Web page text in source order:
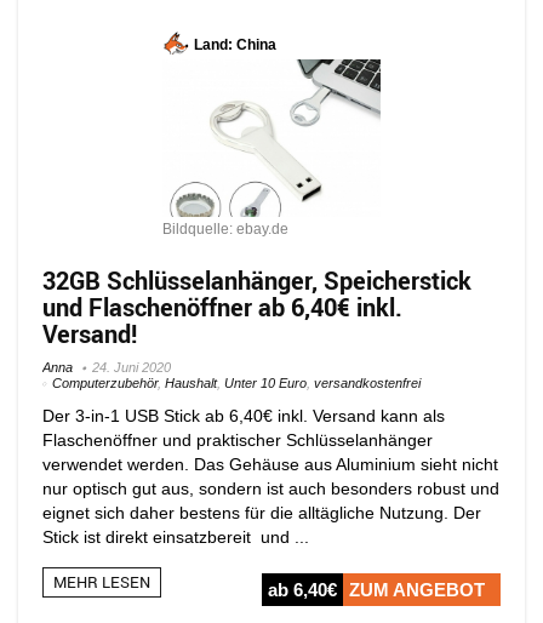
Land: China
Bildquelle: ebay.de
32GB Schlüsselanhänger, Speicherstick
und Flaschenöffner ab 6,40€ inkl.
Versand!
Anna
24. Juni 2020
Computerzubehör, Haushalt, Unter 10 Euro versandkostenfrei
Der 3-in-1 USB Stick ab 6,40€ inkl. Versand kann als
Flaschenöffner und praktischer Schlüsselanhänger
verwendet werden. Das Gehäuse aus Aluminium sieht nicht
nur optisch gut aus, sondern ist auch besonders robust und
eignet sich daher bestens für die alltägliche Nutzung. Der
Stick ist direkt einsatzbereit und ...
MEHR LESEN ab 6,40€ ZUM ANGEBOT